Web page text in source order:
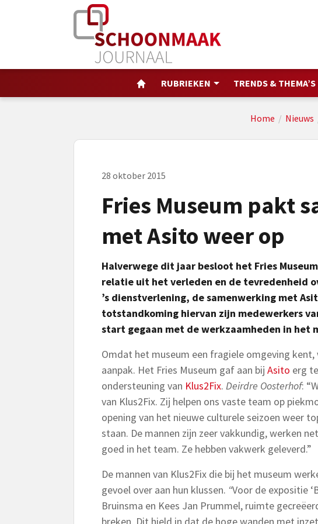
RUBRIEKEN TRENDS & THEMA’S
Home / Nieuws
28 oktober 2015
Fries Museum pakt
met Asito weer op
Halverwege dit jaar besloot het Fries
relatie uit het verleden en de tevredenheid
’s dienstverlening, de samenwerking met
totstandkoming hiervan zijn medewerkers
start gegaan met de werkzaamheden in het
Omdat het museum een fragiele omgeving
aanpak. Het Fries Museum gaf aan bij Asito erg
ondersteuning van Klus2Fix. Deirdre Oosterhof:
van Klus2Fix. Zij helpen ons vaste team op
opening van het nieuwe culturele seizoen weer
staan. De mannen zijn zeer vakkundig, werken
goed in het team. Ze hebben vakwerk geleverd.”
De mannen van Klus2Fix die bij het museum
gevoel over aan hun klussen. “Voor de expositie
Bruinsma en Kees Jan Prummel, ruimte